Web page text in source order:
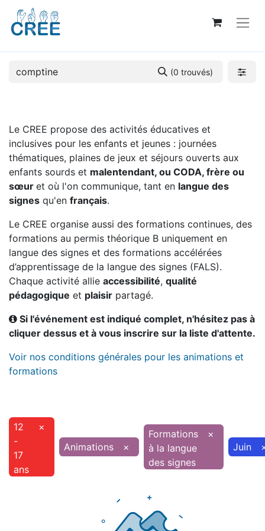
(0 trouvés)
Le CREE propose des activités éducatives et
inclusives pour les enfants et jeunes : journées
thématiques, plaines de jeux et séjours ouverts aux
enfants sourds et malentendant, ou CODA, frère ou
sœur et où l'on communique, tant en langue des
signes qu'en français.
Le CREE organise aussi des formations continues, des
formations au permis théorique B uniquement en
langue des signes et des formations accélérées
d’apprentissage de la langue des signes (FALS).
Chaque activité allie accessibilité, qualité
pédagogique et plaisir partagé.
Si l'événement est indiqué complet, n'hésitez pas à
cliquer dessus et à vous inscrire sur la liste d'attente.
Voir nos conditions générales pour les animations et
formations
12
-
17
ans
×
Animations
×
Formations
à la langue
des signes
×
Juin